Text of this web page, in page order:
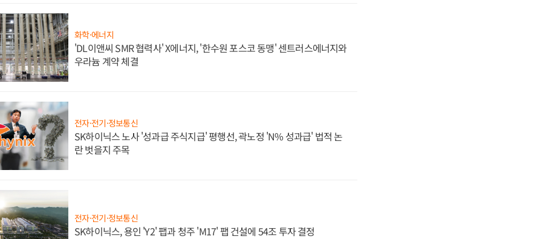
화학·에너지
'DL이앤씨 SMR 협력사' X에너지, '한수원 포스코 동맹' 센트러스에너지와
우라늄 계약 체결
전자·전기·정보통신
SK하이닉스 노사 '성과급 주식지급' 평행선, 곽노정 'N% 성과급' 법적 논
란 벗을지 주목
전자·전기·정보통신
SK하이닉스, 용인 'Y2' 팹과 청주 'M17' 팹 건설에 54조 투자 결정